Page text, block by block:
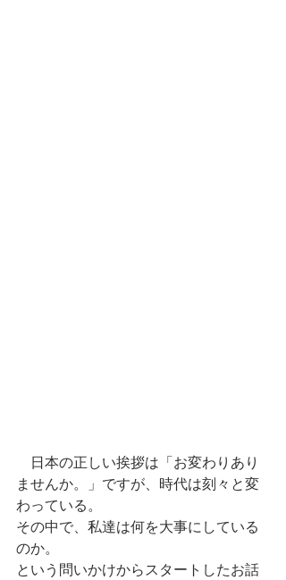
ませんか。」ですが、時代は刻々と変
わっている。
その中で、私達は何を大事にしている
のか。
という問いかけからスタートしたお話